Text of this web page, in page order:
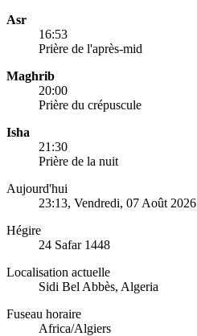
Asr
16:53
Prière de l'après-mid
Maghrib
20:00
Prière du crépuscule
Isha
21:30
Prière de la nuit
Aujourd'hui
23:13, Vendredi, 07 Août 2026
Hégire
24 Safar 1448
Localisation actuelle
Sidi Bel Abbès, Algeria
Fuseau horaire
Africa/Algiers